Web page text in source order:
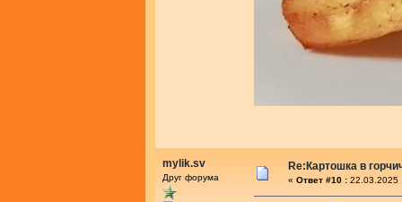
mylik.sv
Друг форума
Re:Картошка в
« Ответ #10 : 22.03.2025